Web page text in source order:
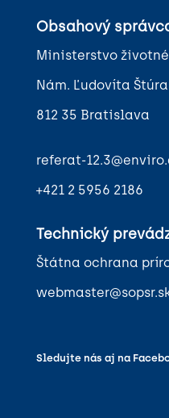
Obsahový
Ministerstvo
Nám. Ľudovíta Štúra
812 35 Bratislava
referat-
+421 2 5956 2186
Technický
Štátna ochrana
Sledujte nás aj na